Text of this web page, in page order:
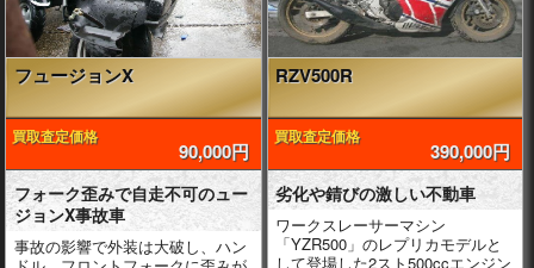
フュージョンX
買取査定価格
90,000円
フォーク歪みで自走不可のュー
ジョンX事故車
事故の影響で外装は大破し、ハン
RZV500R
買取査定価格
390,000円
劣化や錆びの激しい不動車
ワークスレーサーマシン
「YZR500」のレプリカモデルと
して登場した2スト500ccエンジン